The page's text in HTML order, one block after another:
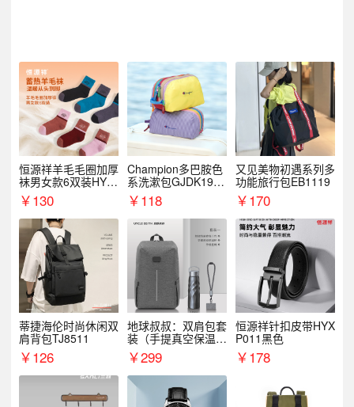
恒源祥羊毛毛圈加厚
袜男女款6双装HYX
068WZ
￥130
Champion多巴胺色
系洗漱包GJDK19R
1￥118
又见美物初遇系列多
功能旅行包EB1119
￥170
蒂捷海伦时尚休闲双
肩背包TJ8511
￥126
地球叔叔：双肩包套
装（手提真空保温杯
+手机挂绳）
￥299
恒源祥针扣皮带HYX
P011黑色
￥178